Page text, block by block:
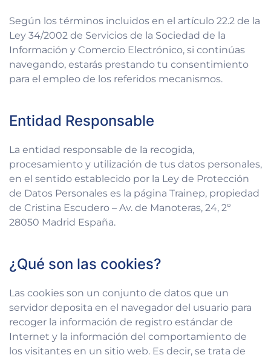
Según los términos incluidos en el artículo 22.2 de la
Ley 34/2002 de Servicios de la Sociedad de la
Información y Comercio Electrónico, si continúas
navegando, estarás prestando tu consentimiento
para el empleo de los referidos mecanismos.
Entidad Responsable
La entidad responsable de la recogida,
procesamiento y utilización de tus datos personales,
en el sentido establecido por la Ley de Protección
de Datos Personales es la página Trainep, propiedad
de Cristina Escudero – Av. de Manoteras, 24, 2º
28050 Madrid España.
¿Qué son las cookies?
Las cookies son un conjunto de datos que un
servidor deposita en el navegador del usuario para
recoger la información de registro estándar de
Internet y la información del comportamiento de
los visitantes en un sitio web. Es decir, se trata de